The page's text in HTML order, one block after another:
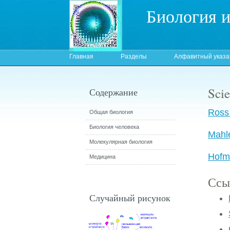
Биология
Главная Разделы Алфавитный
Содержание
Общая биология
Биология человека
Молекулярная биология
Медицина
Случайный рисунок